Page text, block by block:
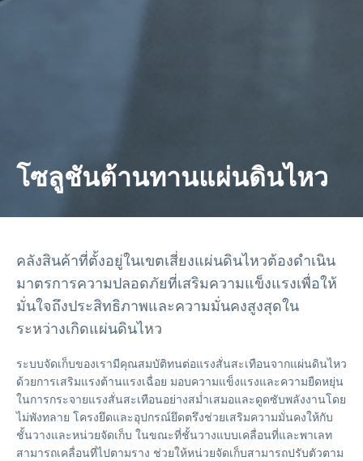
โซลูชันต้านทานแผ่นดินไหว
คลังสินค้าที่ตั้งอยู่ในเขตเสี่ยงแผ่นดินไหวต้องดำเนิน
มาตรการความปลอดภัยที่เสริมความแข็งแรงเพื่อให้
มั่นใจถึงประสิทธิภาพและความมั่นคงสูงสุดใน
ระหว่างเกิดแผ่นดินไหว
ระบบจัดเก็บของเรามีคุณสมบัติทนต่อแรงสั่นสะเทือนจากแผ่นดินไหว
ด้วยการเสริมแรงต้านแรงเฉื่อย มอบความแข็งแรงและความยืดหยุ่น
ในการกระจายแรงสั่นสะเทือนอย่างสม่ำเสมอและดูดซับพลังงานโดย
ไม่พังทลาย โครงยึดและอุปกรณ์ยึดตรึงช่วยเสริมความมั่นคงให้กับ
ชั้นวางและหน่วยจัดเก็บ ในขณะที่ชั้นวางแบบเคลื่อนที่และพาเลท
สามารถเคลื่อนที่ไปตามราง ช่วยให้หน่วยจัดเก็บสามารถปรับตัวตาม